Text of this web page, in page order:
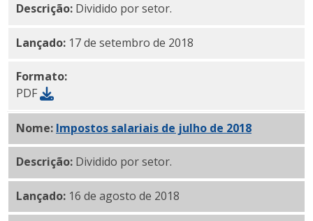
Descrição: Dividido por setor.
Lançado: 17 de setembro de 2018
Formato:
PDF
Nome: Impostos salariais de julho de 2018PDF
Descrição: Dividido por setor.
Lançado: 16 de agosto de 2018